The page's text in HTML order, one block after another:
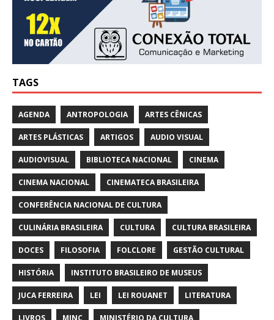
TAGS
AGENDA ANTROPOLOGIA ARTES CÊNICAS
ARTES PLÁSTICAS ARTIGOS AUDIO VISUAL
AUDIOVISUAL BIBLIOTECA NACIONAL CINEMA
CINEMA NACIONAL CINEMATECA BRASILEIRA
CONFERÊNCIA NACIONAL DE CULTURA
CULINÁRIA BRASILEIRA CULTURA CULTURA BRASILEIRA
DOCES FILOSOFIA FOLCLORE GESTÃO CULTURAL
HISTÓRIA INSTITUTO BRASILEIRO DE MUSEUS
JUCA FERREIRA LEI LEI ROUANET LITERATURA